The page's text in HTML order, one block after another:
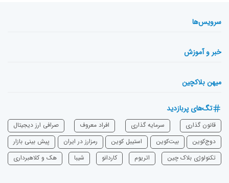
سرویس‌ها
خبر و آموزش
میهن بلاکچین
تگ‌های پربازدید
قانون گذاری سرمایه‌ گذاری افراد معروف
صرافی ارز دیجیتال
دوج‌کوین
بیت‌کوین استیبل کوین رمزارز در ایران
پیش بینی بازار
تکنولوژی بلاک چین
اتریوم ‌کاردانو شیبا هک و کلاهبرداری